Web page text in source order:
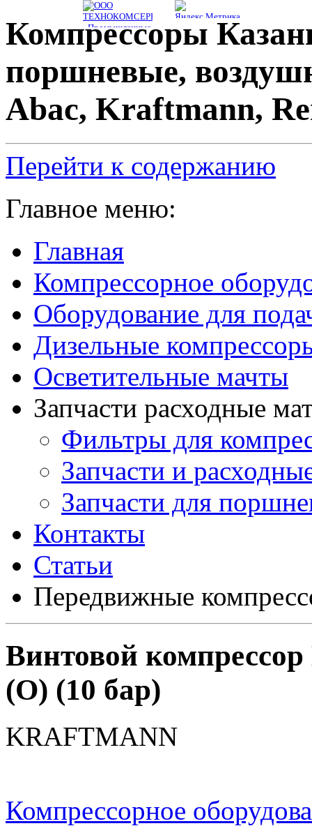
Компрессоры
поршневые,
Abac, Kraftmann,
Перейти к содержанию
Главное меню:
Главная
Компрессорное
Оборудование для
Дизельные
Осветительные мачты
Запчасти расходные
Фильтры для
Запчасти и
Запчасти для
Контакты
Статьи
Передвижные
Винтовой
(O) (10 бар)
KRAFTMANN
Компрессорное